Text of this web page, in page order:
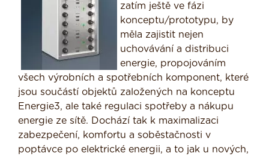
zatím ještě ve fázi
konceptu/prototypu, by
měla zajistit nejen
uchovávání a distribuci
energie, propojováním
všech výrobních a spotřebních komponent, které
jsou součástí objektů založených na konceptu
Energie3, ale také regulaci spotřeby a nákupu
energie ze sítě. Dochází tak k maximalizaci
zabezpečení, komfortu a soběstačnosti v
poptávce po elektrické energii, a to jak u nových,